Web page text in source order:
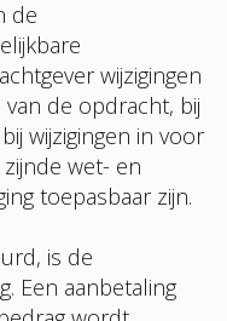
de
wijzigingen
de opdracht, bij
wijzigingen in voor
wet- en
toepasbaar zijn.
is de
Een aanbetaling